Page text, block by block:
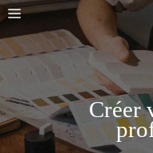
Aller
contenu
Créer
Menu